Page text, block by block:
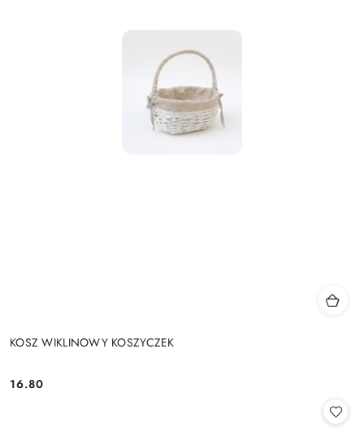
KOSZ WIKLINOWY KOSZYCZEK
Cena:
16.80